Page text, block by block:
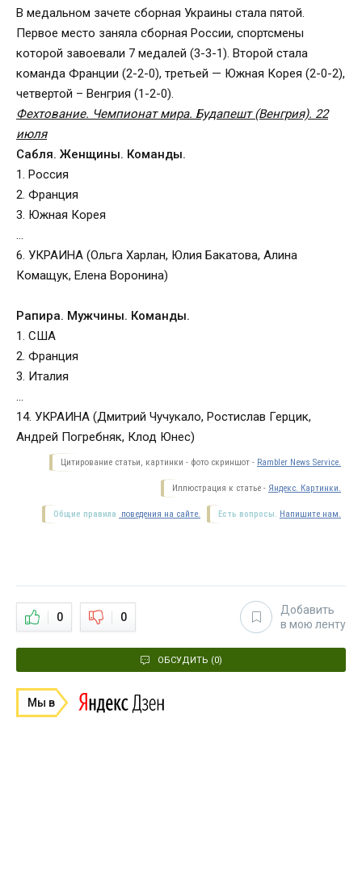
В медальном зачете сборная Украины стала пятой.
Первое место заняла сборная России, спортсмены
которой завоевали 7 медалей (3-3-1). Второй стала
команда Франции (2-2-0), третьей — Южная Корея (2-0-2),
четвертой – Венгрия (1-2-0).
Фехтование. Чемпионат мира. Будапешт (Венгрия). 22
июля
Сабля. Женщины. Команды.
1. Россия
2. Франция
3. Южная Корея
…
6. УКРАИНА (Ольга Харлан, Юлия Бакатова, Алина
Комащук, Елена Воронина)
Рапира. Мужчины. Команды.
1. США
2. Франция
3. Италия
…
14. УКРАИНА (Дмитрий Чучукало, Ростислав Герцик,
Андрей Погребняк, Клод Юнес)
Цитирование статьи, картинки - фото скриншот - Rambler News Service.
Иллюстрация к статье - Яндекс. Картинки.
Есть вопросы. Напишите нам.
Общие правила поведения на сайте.
0 0
Добавить
в мою ленту
ОБСУДИТЬ (0)
Мы в